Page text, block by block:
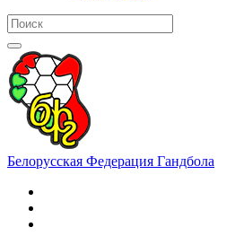
Белорусская Федерация Гандбола